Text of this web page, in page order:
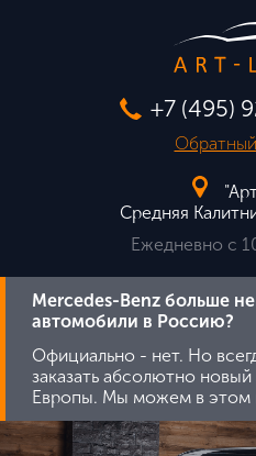
+7 (495)
Средняя
Ежедневно с
Mercedes-Benz больше
автомобили в Россию?
Официально - нет. Но
заказать абсолютно
Европы. Мы можем в этом